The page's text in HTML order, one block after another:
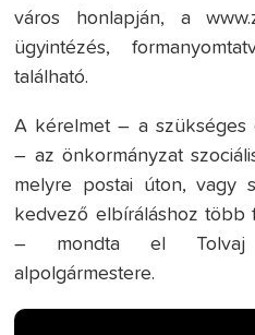
város honlapján, a
ügyintézés,
található.
A kérelmet – a szükséges
– az önkormányzat
melyre postai úton, vagy
kedvező elbíráláshoz több
– mondta el Tolvaj
alpolgármestere.